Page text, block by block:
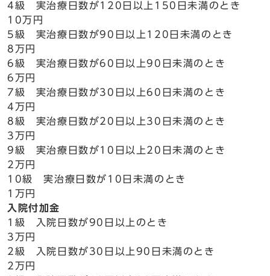
4級 実治療日数が120日以上150日未満のとき
10万円
5級 実治療日数が90日以上120日未満のとき
8万円
6級 実治療日数が60日以上90日未満のとき
6万円
7級 実治療日数が30日以上60日未満のとき
4万円
8級 実治療日数が20日以上30日未満のとき
3万円
9級 実治療日数が10日以上20日未満のとき
2万円
10級 実治療日数が10日未満のとき
1万円
入院付加金
1級 入院日数が90日以上のとき
3万円
2級 入院日数が30日以上90日未満のとき
2万円